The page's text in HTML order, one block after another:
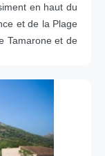
en haut du
et de la Plage
Tamarone et de